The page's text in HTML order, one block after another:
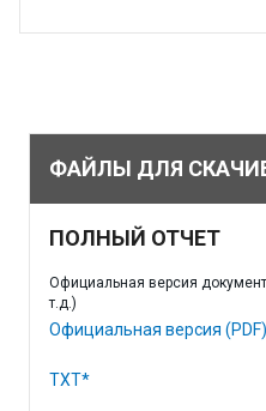
ФАЙЛЫ ДЛЯ
ПОЛНЫЙ ОТЧЕТ
Официальная версия
т.д.)
Официальная версия (PDF)
TXT*